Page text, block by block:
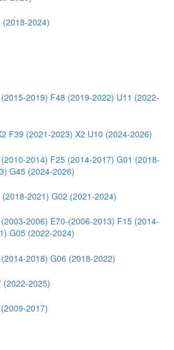
(2018-2024)
2019) F48 (2019-2022) U11 (2022-
F39 (2021-2023) X2 U10 (2024-2026)
2014) F25 (2014-2017) G01 (2018-
G45 (2024-2026)
(2018-2021) G02 (2021-2024)
2006) E70-(2006-2013) F15 (2014-
G05 (2022-2024)
2018) G06 (2018-2022)
(2022-2025)
2017)